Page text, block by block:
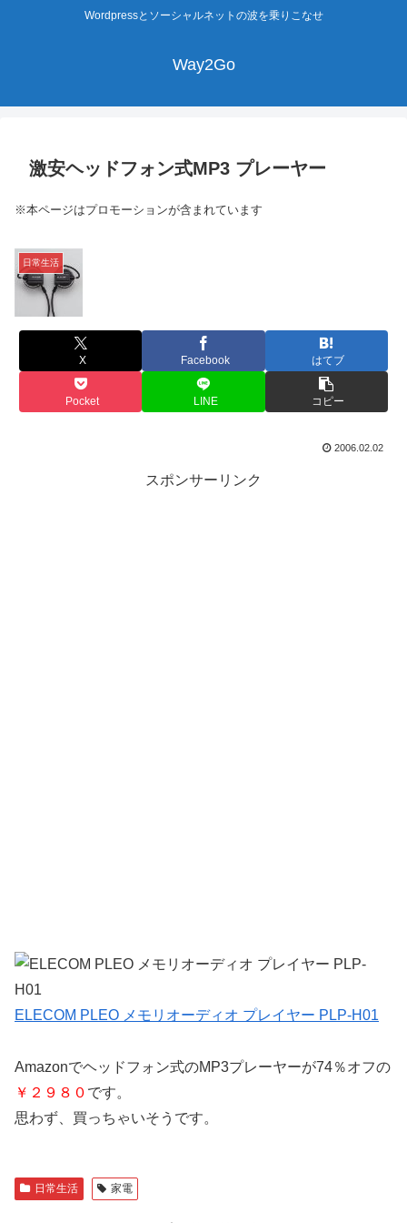
Wordpressとソーシャルネットの波を乗りこなせ
Way2Go
激安ヘッドフォン式MP3 プレーヤー
※本ページはプロモーションが含まれています
日常生活
X Facebook はてブ
Pocket LINE コピー
2006.02.02
スポンサーリンク
ELECOM PLEO メモリオーディオ プレイヤー PLP-H01
Amazonでヘッドフォン式のMP3プレーヤーが74％オフの
￥２９８０ です。
思わず、買っちゃいそうです。
日常生活 家電